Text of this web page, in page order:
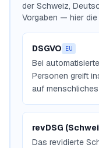
der Schweiz,
Vorgaben — hier
DSGVO EU
Bei
Personen greift
auf menschliches
revDSG
Das revidierte